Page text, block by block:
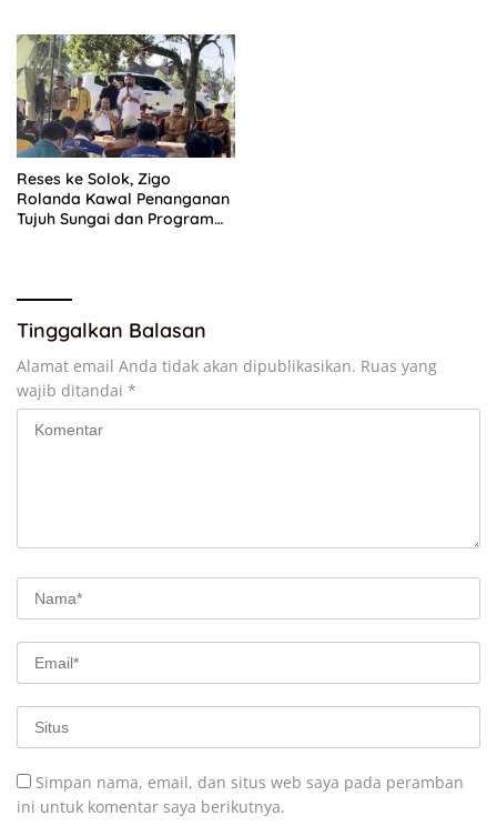
Reses ke Solok, Zigo
Rolanda Kawal Penanganan
Tujuh Sungai dan Program
Tinggalkan Balasan
Alamat email Anda tidak akan dipublikasikan. Ruas yang
wajib ditandai *
Simpan nama, email, dan situs web saya pada peramban
ini untuk komentar saya berikutnya.